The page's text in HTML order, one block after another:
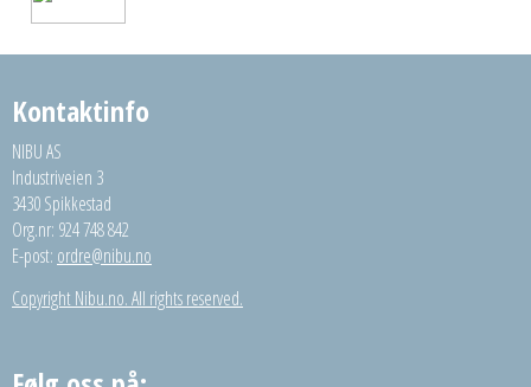
Kontaktinfo
NIBU AS
Industriveien 3
3430 Spikkestad
Org.nr: 924 748 842
E-post: ordre@nibu.no
Copyright Nibu.no. All rights reserved.